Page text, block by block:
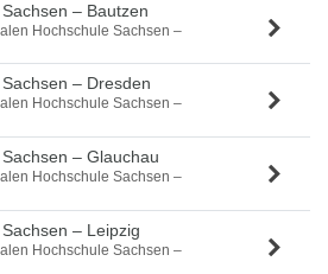
– Bautzen
Hochschule Sachsen –
– Dresden
Hochschule Sachsen –
– Glauchau
Hochschule Sachsen –
– Leipzig
Hochschule Sachsen –